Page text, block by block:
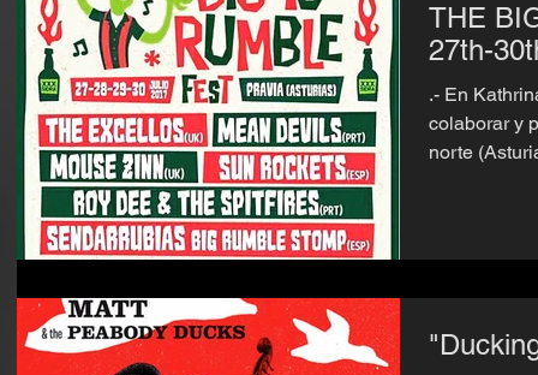
THE
27th-
.- En
colaborar y
norte